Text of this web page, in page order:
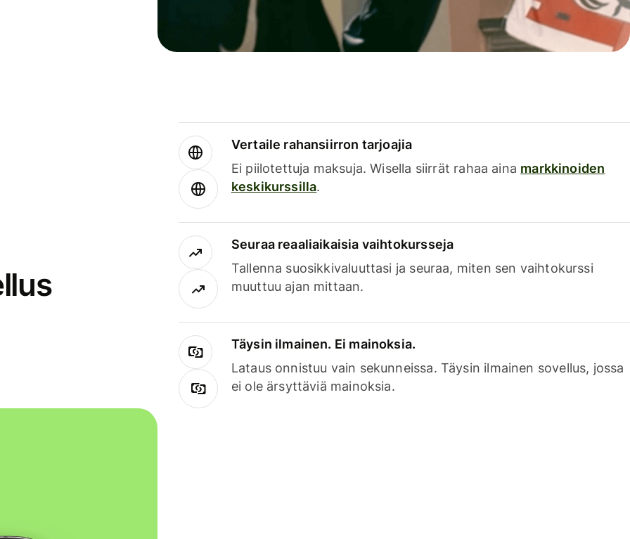
Vertaile rahansiirron tarjoajia
Ei piilotettuja maksuja. Wisella siirrät rahaa aina markkinoiden
keskikurssilla.
Seuraa reaaliaikaisia vaihtokursseja
Tallenna suosikkivaluuttasi ja seuraa, miten sen vaihtokurssi
muuttuu ajan mittaan.
Täysin ilmainen. Ei mainoksia.
Lataus onnistuu vain sekunneissa. Täysin ilmainen sovellus, jossa
ei ole ärsyttäviä mainoksia.